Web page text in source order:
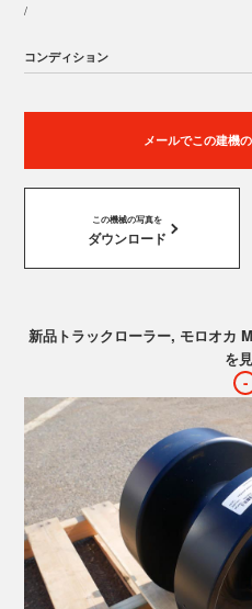
/
コンディション
メールでこの建機
この機械の写真を
ダウンロード
新品トラックローラー, モロオカ
を